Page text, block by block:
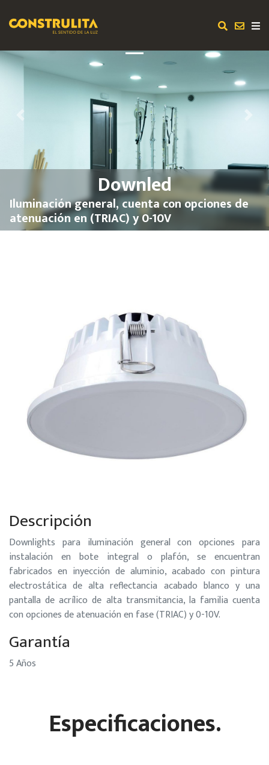
Downled
Iluminación general, cuenta con opciones de
atenuación en (TRIAC) y 0-10V
Previous
Descripción
Downlights para iluminación general con opciones para
instalación en bote integral o plafón, se encuentran
fabricados en inyección de aluminio, acabado con pintura
electrostática de alta reflectancia acabado blanco y una
pantalla de acrílico de alta transmitancia, la familia cuenta
con opciones de atenuación en fase (TRIAC) y 0-10V.
Garantía
5 Años
Especificaciones.